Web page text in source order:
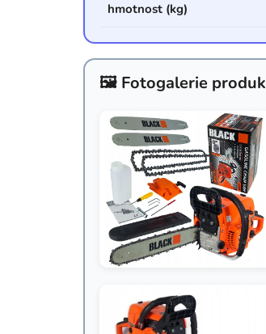
hmotnost (kg)
🖼️ Fotogalerie